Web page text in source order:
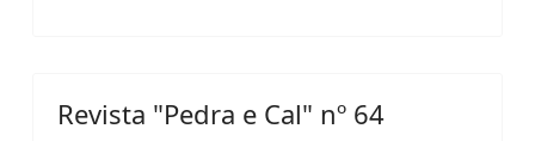
Revista "Pedra e Cal" nº 64